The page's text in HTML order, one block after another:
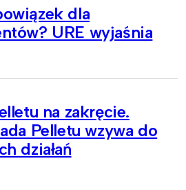
dla
URE wyjaśnia
na zakręcie.
Pelletu wzywa do
działań